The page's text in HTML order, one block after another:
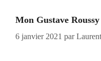
Mon Gustave Roussy
6 janvier 2021 par